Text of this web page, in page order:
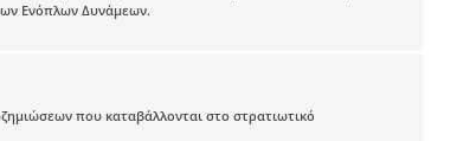
Ενόπλων Δυνάμεων.
που καταβάλλονται στο στρατιωτικό